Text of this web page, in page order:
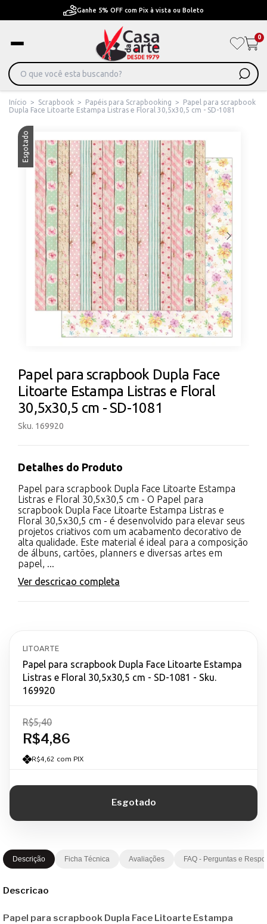
Pague em Até 6x sem juros ou ate 12x com juros
0
Início > Scrapbook > Papéis para Scrapbooking >
Papel para scrapbook
Dupla Face Litoarte Estampa Listras e Floral 30,5x30,5 cm - SD-1081
Esgotado
Papel para scrapbook Dupla Face
Litoarte Estampa Listras e Floral
30,5x30,5 cm - SD-1081
Sku. 169920
Detalhes do Produto
Papel para scrapbook Dupla Face Litoarte Estampa
Listras e Floral 30,5x30,5 cm - O Papel para
scrapbook Dupla Face Litoarte Estampa Listras e
Floral 30,5x30,5 cm - é desenvolvido para elevar seus
projetos criativos com um acabamento decorativo de
alta qualidade. Este material é ideal para a composição
de álbuns, cartões, planners e diversas artes em
papel, ...
Ver descricao completa
LITOARTE
Papel para scrapbook Dupla Face Litoarte Estampa
Listras e Floral 30,5x30,5 cm - SD-1081 - Sku.
169920
R$4,86
R$5,40
R$4,62 com PIX
Descrição Ficha Técnica Avaliações FAQ - Perguntas e
Descricao
Papel para scrapbook Dupla Face Litoarte Estampa